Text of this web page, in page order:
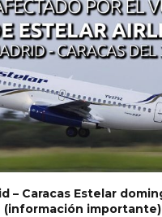
– Caracas Estelar
(información importante)